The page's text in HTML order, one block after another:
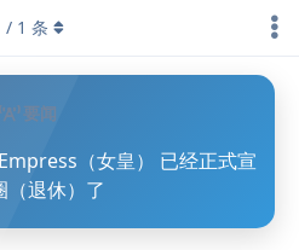
要闻
（女皇） 已经正式宣
（退休）了
/ 1 条